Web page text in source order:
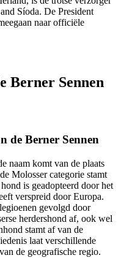
Síoda. De President
naar officiële
Berner Sennen
de Berner Sennen
naam komt van de plaats
Molosser categorie stamt
is geadopteerd door het
verspreid door Europa.
gevolgd door
herdershond af, ook wel
stamt af van de
laat verschillende
de geografische regio.